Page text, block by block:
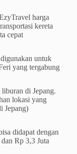
harga
kereta
cepat
untuk
yang tergabung
di Jepang.
lokasi yang
Jepang)
didapat dengan
Rp 3,3 Juta